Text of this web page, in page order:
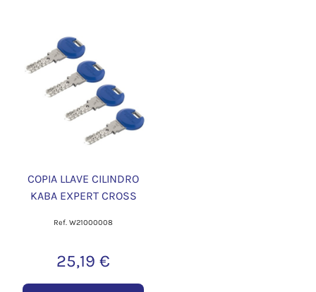
COPIA LLAVE CILINDRO
KABA EXPERT CROSS
Ref. W21000008
25,19 €